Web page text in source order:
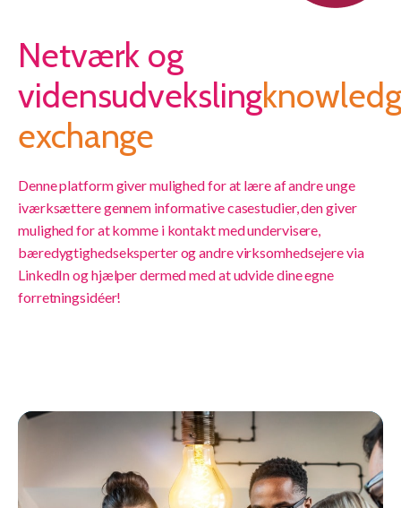
Netværk og
vidensudveksling
exchange
Denne platform giver mulighed for at lære af andre unge
iværksættere gennem informative casestudier, den giver
mulighed for at komme i kontakt med undervisere,
bæredygtighedseksperter og andre virksomhedsejere via
LinkedIn og hjælper dermed med at udvide dine egne
forretningsidéer!